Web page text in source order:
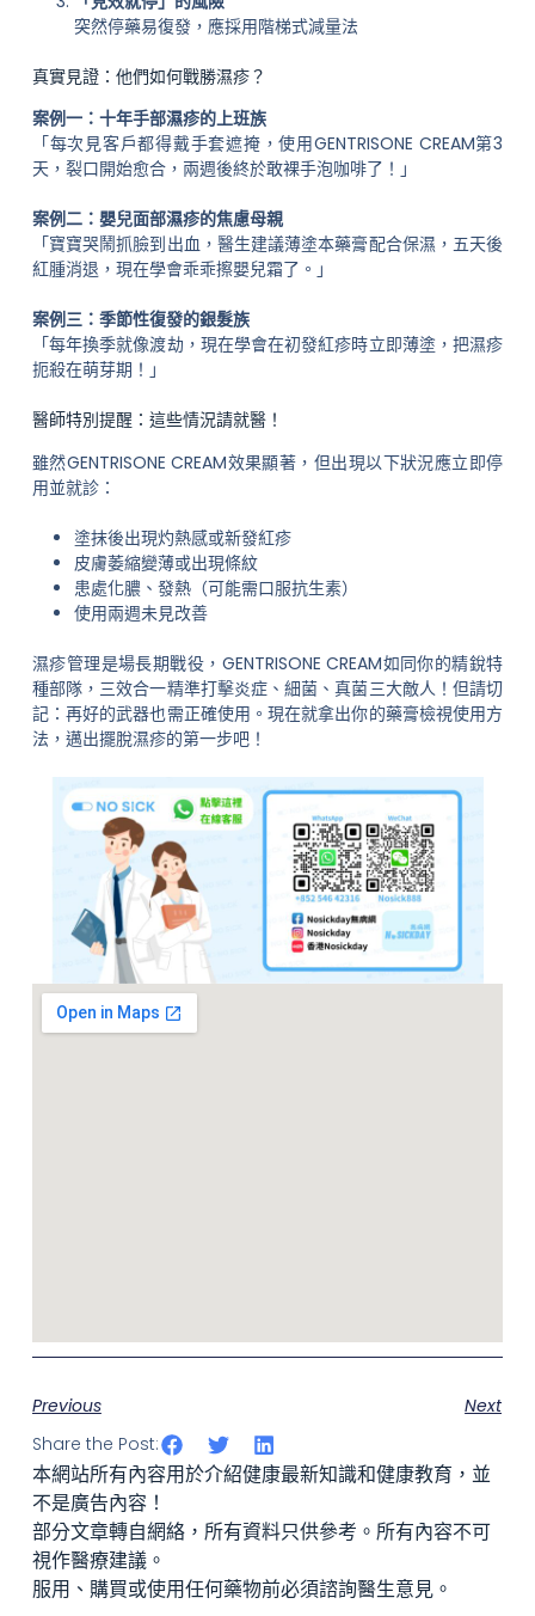
突然停藥易復發，應採用階梯式減量法
真實見證：他們如何戰勝濕疹？
案例一：十年手部濕疹的上班族
「每次見客戶都得戴手套遮掩，使用GENTRISONE CREAM第3
天，裂口開始愈合，兩週後終於敢裸手泡咖啡了！」
案例二：嬰兒面部濕疹的焦慮母親
「寶寶哭鬧抓臉到出血，醫生建議薄塗本藥膏配合保濕，五天後
紅腫消退，現在學會乖乖擦嬰兒霜了。」
案例三：季節性復發的銀髮族
「每年換季就像渡劫，現在學會在初發紅疹時立即薄塗，把濕疹
扼殺在萌芽期！」
醫師特別提醒：這些情況請就醫！
雖然GENTRISONE CREAM效果顯著，但出現以下狀況應立即停
用並就診：
塗抹後出現灼熱感或新發紅疹
皮膚萎縮變薄或出現條紋
患處化膿、發熱（可能需口服抗生素）
使用兩週未見改善
濕疹管理是場長期戰役，GENTRISONE CREAM如同你的精銳特
種部隊，三效合一精準打擊炎症、細菌、真菌三大敵人！但請切
記：再好的武器也需正確使用。現在就拿出你的藥膏檢視使用方
法，邁出擺脫濕疹的第一步吧！
Previous
Next
Share the Post:
本網站所有內容用於介紹健康最新知識和健康教育，並
不是廣告內容！
部分文章轉自網絡，所有資料只供參考。所有內容不可
視作醫療建議。
服用、購買或使用任何藥物前必須諮詢醫生意見。